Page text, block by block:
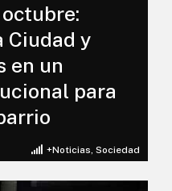
+Noticias Sociedad
Ciudad y
en un
para